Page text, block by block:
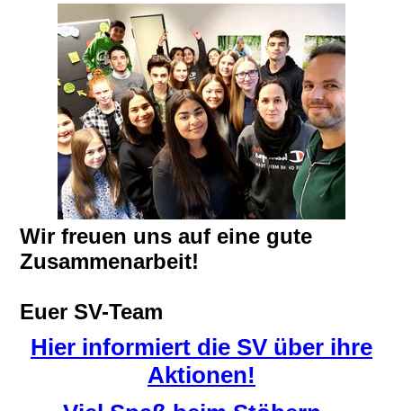
Wir freuen uns auf eine gute
Zusammenarbeit!
Euer SV-Team
Hier informiert die SV über ihre
Aktionen!